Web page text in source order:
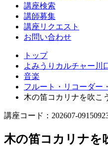
講座検索
講師募集
講座リクエスト
お問い合わせ
トップ
よみうりカルチャー川
音楽
フルート・リコーダー
木の笛コカリナを吹こ
講座コード：202607-
木の笛コカリナを